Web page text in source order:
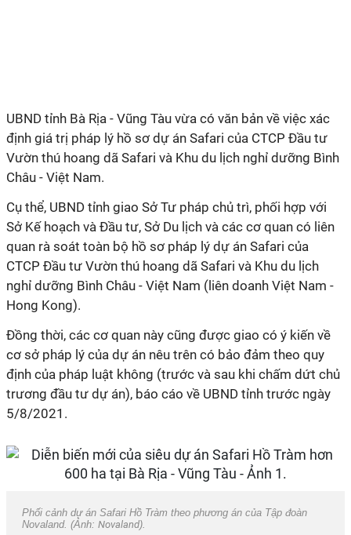
UBND tỉnh Bà Rịa - Vũng Tàu vừa có văn bản về việc xác
định giá trị pháp lý hồ sơ dự án Safari của CTCP Đầu tư
Vườn thú hoang dã Safari và Khu du lịch nghỉ dưỡng Bình
Châu - Việt Nam.
Cụ thể, UBND tỉnh giao Sở Tư pháp chủ trì, phối hợp với
Sở Kế hoạch và Đầu tư, Sở Du lịch và các cơ quan có liên
quan rà soát toàn bộ hồ sơ pháp lý dự án Safari của
CTCP Đầu tư Vườn thú hoang dã Safari và Khu du lịch
nghỉ dưỡng Bình Châu - Việt Nam (liên doanh Việt Nam -
Hong Kong).
Đồng thời, các cơ quan này cũng được giao có ý kiến về
cơ sở pháp lý của dự án nêu trên có bảo đảm theo quy
định của pháp luật không (trước và sau khi chấm dứt chủ
trương đầu tư dự án), báo cáo về UBND tỉnh trước ngày
5/8/2021.
Phối cảnh dự án Safari Hồ Tràm theo phương án của Tập đoàn
Novaland. (Ảnh: Novaland).